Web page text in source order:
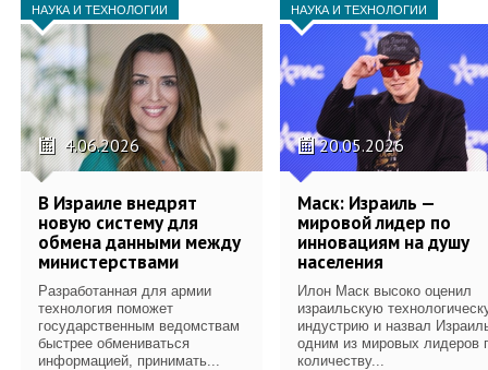
НАУКА И ТЕХНОЛОГИИ
4.06.2026
В Израиле внедрят
новую систему для
обмена данными между
министерствами
Разработанная для армии
технология поможет
государственным ведомствам
быстрее обмениваться
информацией, принимать...
НАУКА И ТЕХНОЛОГИИ
20.05.2026
Маск: Израиль —
мировой лидер по
инновациям на душу
населения
Илон Маск высоко оценил
израильскую
индустрию и назвал
одним из мировых лидеров
количеству...